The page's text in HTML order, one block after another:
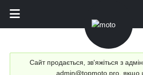
Сайт продається, зв'яжіться з
admin@topmoto.pro, якщо